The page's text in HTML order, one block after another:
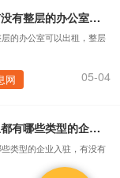
2026年北京南银大厦有没有整层的办公室可以出租，整层租赁有什么额外优惠？
的办公室可以出租，整层
网 05-04
2026年北京南银大厦里都有哪些类型的企业入驻，有没有知名的公司？
类型的企业入驻，有没有